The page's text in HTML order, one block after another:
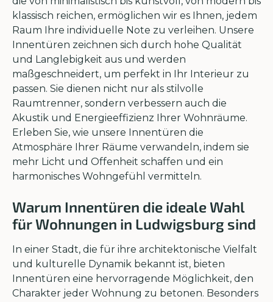
klassisch reichen, ermöglichen wir es Ihnen, jedem
Raum Ihre individuelle Note zu verleihen. Unsere
Innentüren zeichnen sich durch hohe Qualität
und Langlebigkeit aus und werden
maßgeschneidert, um perfekt in Ihr Interieur zu
passen. Sie dienen nicht nur als stilvolle
Raumtrenner, sondern verbessern auch die
Akustik und Energieeffizienz Ihrer Wohnräume.
Erleben Sie, wie unsere Innentüren die
Atmosphäre Ihrer Räume verwandeln, indem sie
mehr Licht und Offenheit schaffen und ein
harmonisches Wohngefühl vermitteln.
Warum Innentüren die ideale Wahl
für Wohnungen in Ludwigsburg sind
In einer Stadt, die für ihre architektonische Vielfalt
und kulturelle Dynamik bekannt ist, bieten
Innentüren eine hervorragende Möglichkeit, den
Charakter jeder Wohnung zu betonen. Besonders